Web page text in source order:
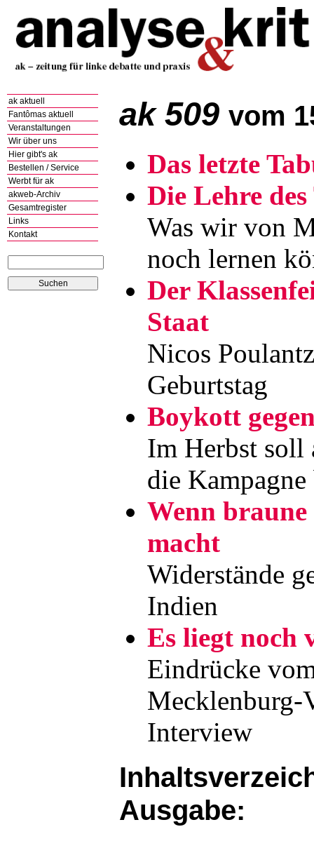
ak aktuell
Fantômas aktuell
Veranstaltungen
Wir über uns
Hier gibt's ak
Bestellen / Service
Werbt für ak
akweb-Archiv
Gesamtregister
Links
Kontakt
ak 509 vom
Das letzte
Die Lehre des
Was wir von
noch lernen
Der
Staat
Nicos
Geburtstag
Boykott
Im Herbst soll
die
Wenn
macht
Widerstände
Indien
Es liegt noch
Eindrücke
Mecklenburg-
Interview
Ausgabe: